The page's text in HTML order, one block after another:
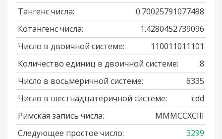
Тангенс числа:
0.70025791077498
Котангенс числа:
1.4280452739096
Число в двоичной системе:
110011011101
Количество единиц в двоичной системе:
8
Число в восьмеричной системе:
6335
Число в шестнадцатеричной системе:
cdd
Римская запись числа:
MMMCCXCIII
Следующее простое число:
3299